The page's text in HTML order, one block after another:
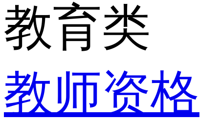
教育类
教师资格